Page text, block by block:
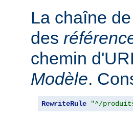
La chaîne de
des
chemin
Modèle.
RewriteRule "^/